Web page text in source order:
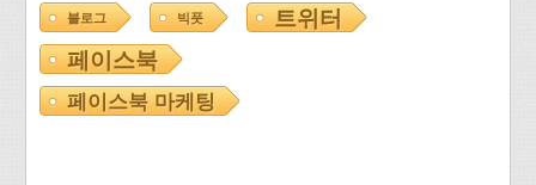
블로그 빅풋
트위터
페이스북
페이스북 마케팅